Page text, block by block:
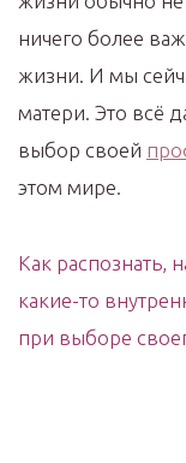
ничего более
жизни. И мы
матери. Это всё
выбор своей
этом мире.
Как распознать,
какие-то
при выборе